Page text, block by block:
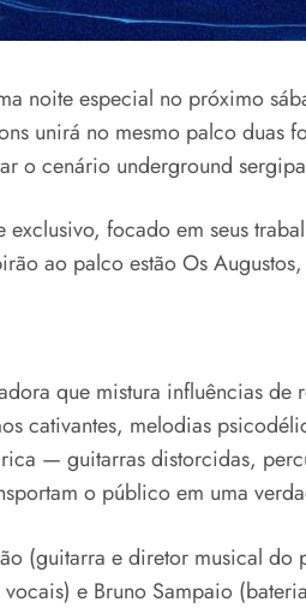
noite especial no próximo
unirá no mesmo palco
o cenário underground
exclusivo, focado em seus
ao palco estão Os
que mistura influências
cativantes, melodias
— guitarras distorcidas,
o público em uma
(guitarra e diretor musical
e Bruno Sampaio